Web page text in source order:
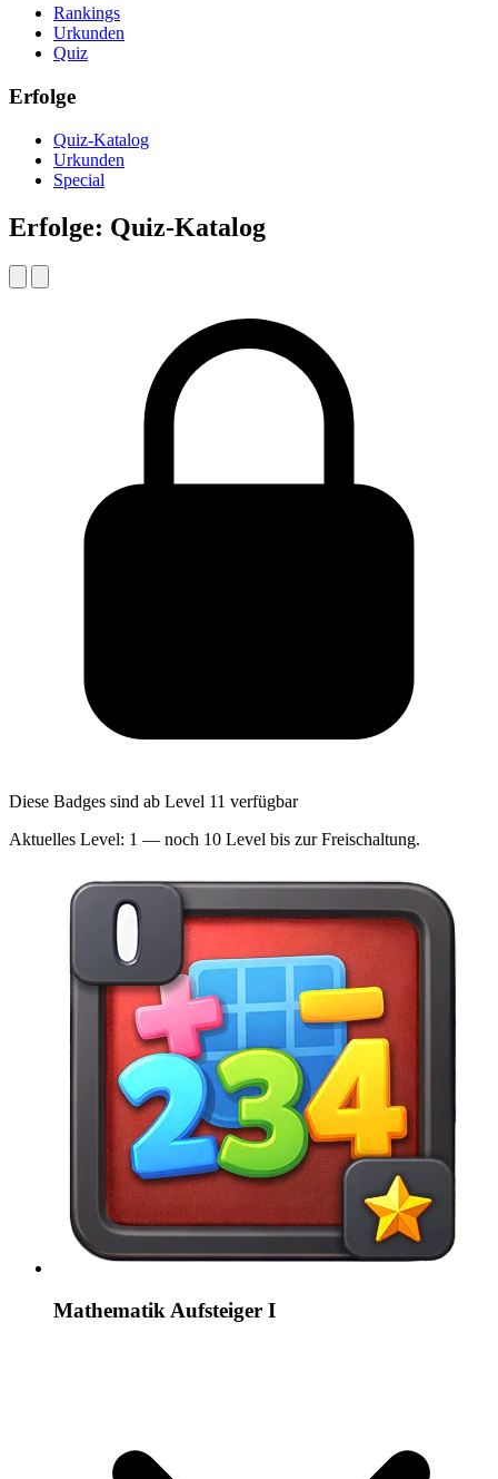
Rankings
Urkunden
Quiz
Erfolge
Quiz-Katalog
Urkunden
Special
Erfolge: Quiz-Katalog
Diese Badges sind ab Level 11 verfügbar
Aktuelles Level: 1 — noch 10 Level bis zur Freischaltung.
Mathematik Aufsteiger I